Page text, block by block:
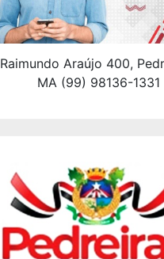
Raimundo Araújo 400,
MA (99) 98136-1331